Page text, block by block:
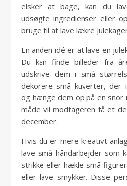
elsker at bage, kan du
udsøgte ingredienser eller
bruge til at lave lækre
En anden idé er at lave en
Du kan finde billeder fra
udskrive dem i små
dekorere små kuverter, der
og hænge dem op på en snor
måde vil modtageren få et
december.
Hvis du er mere kreativt
lave små håndarbejder som
strikke eller hækle små
eller lave smykker. Disse